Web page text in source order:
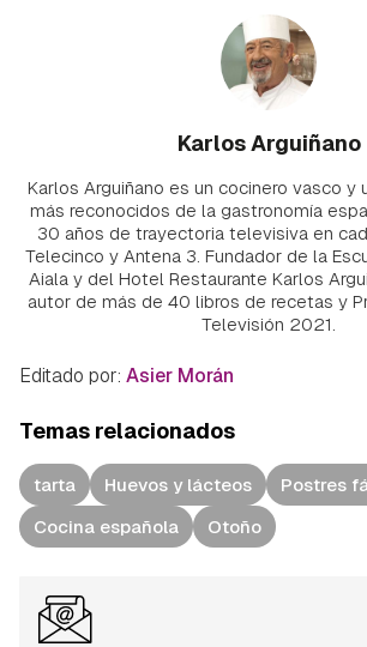
Karlos Arguiñano
Karlos Arguiñano es un cocinero vasco y
más reconocidos de la gastronomía
30 años de trayectoria televisiva en
Telecinco y Antena 3. Fundador de la
Aiala y del Hotel Restaurante Karlos
autor de más de 40 libros de recetas y
Televisión 2021.
Editado por: Asier Morán
Temas relacionados
tarta Huevos y lácteos
Postres
Cocina española
Otoño